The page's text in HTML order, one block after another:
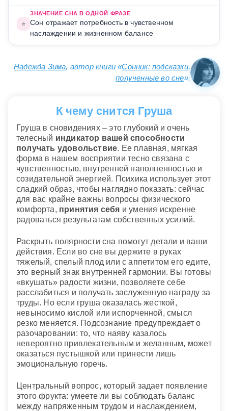
⭐
ЗНАЧЕНИЕ СНА В ОДНОЙ ФРАЗЕ
Сон отражает потребность в чувственном
наслаждении и жизненном балансе
Надежда Зима, автор книги «Сонник: подсказки,
полученные во сне».
К чему снится Груша
Груша в сновидениях – это глубокий и очень
телесный индикатор вашей способности
получать удовольствие. Ее плавная, мягкая
форма в нашем восприятии тесно связана с
чувственностью, внутренней наполненностью и
созидательной энергией. Психика использует этот
сладкий образ, чтобы наглядно показать: сейчас
для вас крайне важны вопросы физического
комфорта, принятия себя и умения искренне
радоваться результатам собственных усилий.
Раскрыть полярности сна помогут детали и ваши
действия. Если во сне вы держите в руках
тяжелый, спелый плод или с аппетитом его едите,
это верный знак внутренней гармонии. Вы готовы
«вкушать» радости жизни, позволяете себе
расслабиться и получать заслуженную награду за
труды. Но если груша оказалась жесткой,
невыносимо кислой или испорченной, смысл
резко меняется. Подсознание предупреждает о
разочаровании: то, что наяву казалось
невероятно привлекательным и желанным, может
оказаться пустышкой или принести лишь
эмоциональную горечь.
Центральный вопрос, который задает появление
этого фрукта: умеете ли вы соблюдать баланс
между напряженным трудом и наслаждением,